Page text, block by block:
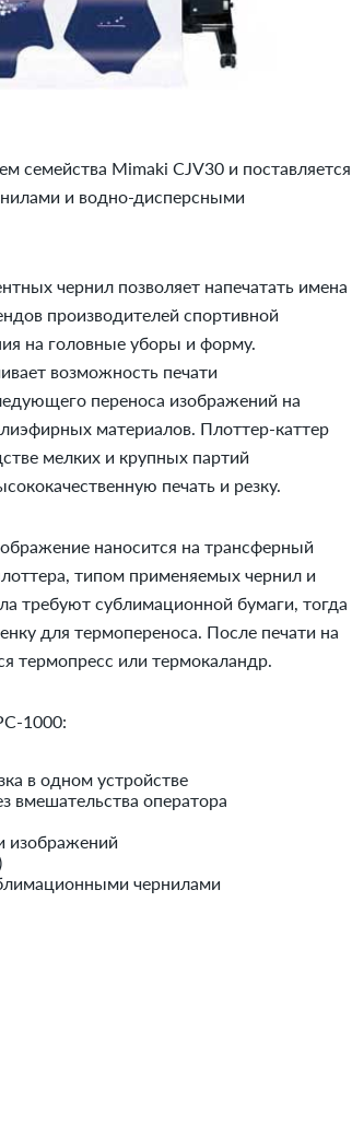
семейства Mimaki CJV30 и поставляется
и водно-дисперсными
чернил позволяет напечатать имена
производителей спортивной
на головные уборы и форму.
возможность печати
переноса изображений на
материалов. Плоттер-каттер
мелких и крупных партий
печать и резку.
наносится на трансферный
типом применяемых чернил и
требуют сублимационной бумаги, тогда
для термопереноса. После печати на
термопресс или термокаландр.
1000:
в одном устройстве
вмешательства оператора
изображений
чернилами